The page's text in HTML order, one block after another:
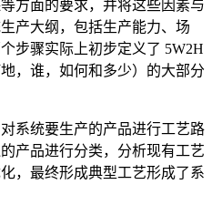
方面的要求，并将这些因素与
产大纲，包括生产能力、场
步骤实际上初步定义了 5W2H
，谁，如何和多少）的大部分
对系统要生产的产品进行工艺路
产品进行分类，分析现有工艺
，最终形成典型工艺形成了系